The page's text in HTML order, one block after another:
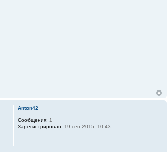
Anton42
Сообщения: 1
Зарегистрирован: 19 сен 2015, 10:43